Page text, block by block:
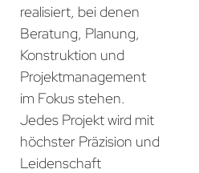
realisiert, bei denen
Beratung, Planung,
Konstruktion und
Projektmanagement
im Fokus stehen.
Jedes Projekt wird mit
höchster Präzision und
Leidenschaft